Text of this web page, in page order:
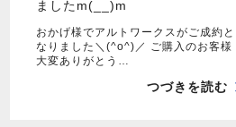
ましたm(__)m
おかげ様でアルトワークスがご成約と
なりました＼(^o^)／ ご購入のお客様
大変ありがとう…
つづきを読む